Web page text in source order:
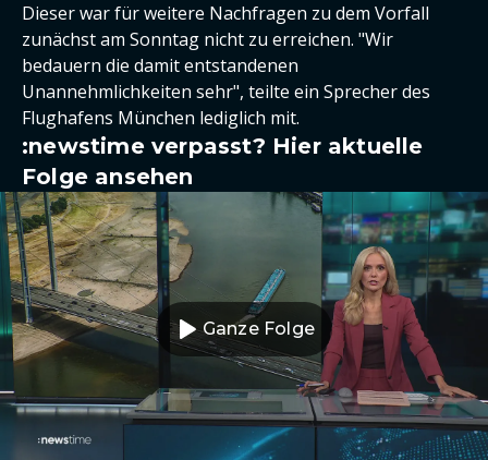
Dieser war für weitere Nachfragen zu dem Vorfall
zunächst am Sonntag nicht zu erreichen. "Wir
bedauern die damit entstandenen
Unannehmlichkeiten sehr", teilte ein Sprecher des
Flughafens München lediglich mit.
:newstime verpasst? Hier aktuelle
Folge ansehen
Ganze Folge